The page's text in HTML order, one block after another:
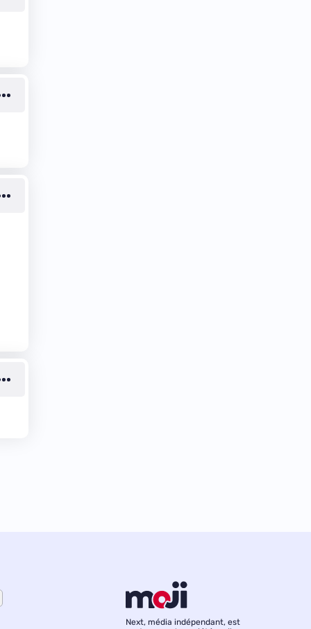
Next, média indépendant, est